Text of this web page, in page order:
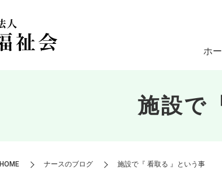
ホ
施設で
HOME ナースのブログ 施設で『 看取る 』という事